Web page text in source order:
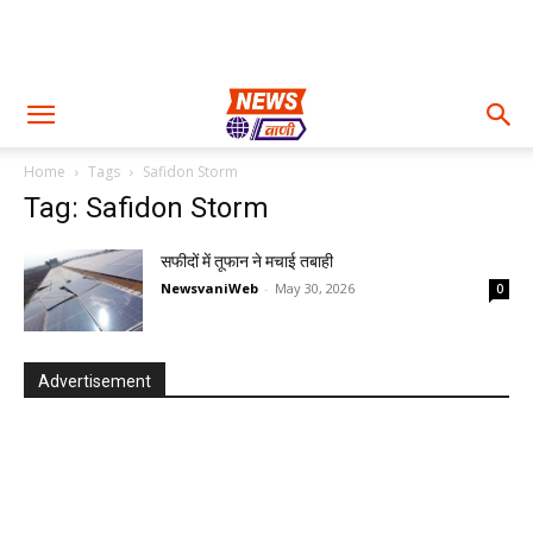
Home Tags Safidon Storm
Tag: Safidon Storm
सफीदों में तूफान ने मचाई तबाही
NewsvaniWeb - May 30, 2026 0
Advertisement